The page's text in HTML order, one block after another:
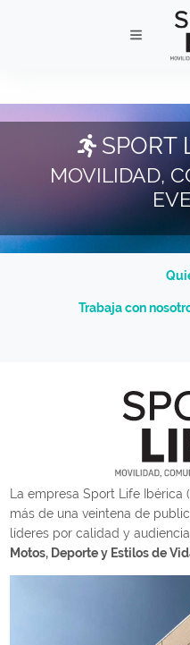
SPORT
MOVILIDAD,
Trabaja con
La empresa Sport Life Ibérica
más de una veintena de
líderes por calidad y
Motos, Deporte y Estilos de